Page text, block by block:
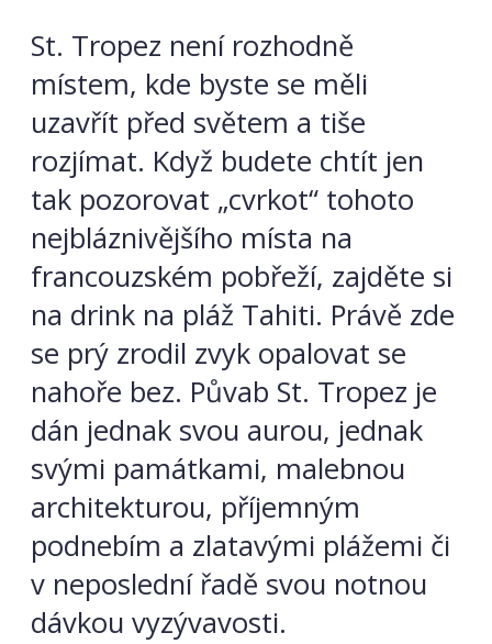
St. Tropez není rozhodně
místem, kde byste se měli
uzavřít před světem a tiše
rozjímat. Když budete chtít jen
tak pozorovat „cvrkot“ tohoto
nejbláznivějšího místa na
francouzském pobřeží, zajděte si
na drink na pláž Tahiti. Právě zde
se prý zrodil zvyk opalovat se
nahoře bez. Půvab St. Tropez je
dán jednak svou aurou, jednak
svými památkami, malebnou
architekturou, příjemným
podnebím a zlatavými plážemi či
v neposlední řadě svou notnou
dávkou vyzývavosti.